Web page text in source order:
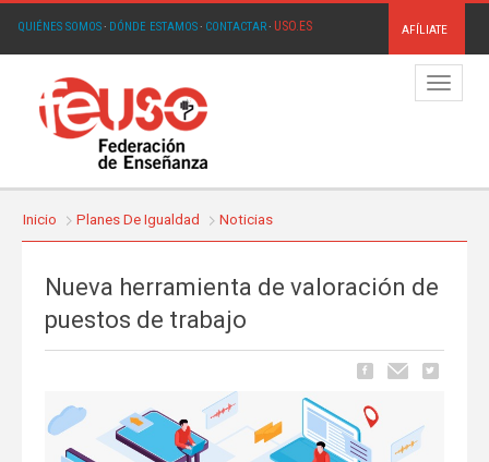
QUIÉNES SOMOS· DÓNDE ESTAMOS· CONTACTAR· USO.ES AFÍLIATE
Menú
Inicio Planes De Igualdad Noticias
Nueva herramienta de valoración de
puestos de trabajo